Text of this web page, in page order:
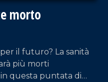
morto
il futuro? La sanità
più morti
in questa puntata di